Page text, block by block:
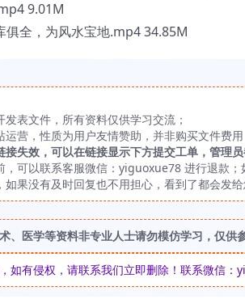
9.01M
全，为风水宝地.mp4 34.85M
发表文件，所有资料仅供学习交流；
运营，性质为用户友情赞助，并非购买文件费
接失效，可以在链接显示下方提交工单，管理
，可以联系客服微信：yiguoxue78 进行退款
如果没有及时回复也不用担心，看到了都会发给
、医学等资料非专业人士请勿模仿学习，仅供
如有侵权，请联系我们立即删除！联系微信：